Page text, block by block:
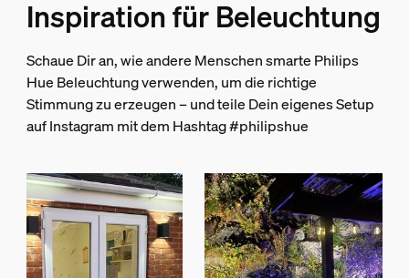
0.19 kg
Bruttogewicht
0.3 kg
Höhe
174 mm
146 mm
Breite
72 mm
Material-Nummer (12NC)
Inspiration für Beleuchtung
Schaue Dir an, wie andere Menschen smarte Philips
Hue Beleuchtung verwenden, um die richtige
Stimmung zu erzeugen – und teile Dein eigenes Setup
auf Instagram mit dem Hashtag #philipshue